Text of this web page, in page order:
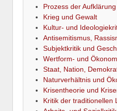
Prozess der Aufklärung
Krieg und Gewalt
Kultur- und
Antisemitismus,
Subjektkritik und
Wertform- und
Staat, Nation,
Naturverhältnis und
Krisentheorie und
Kritik der traditionellen